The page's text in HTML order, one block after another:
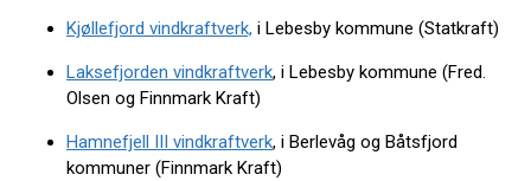
Kjøllefjord vindkraftverk, i Lebesby kommune (Statkraft)
Laksefjorden vindkraftverk, i Lebesby kommune (Fred.
Olsen og Finnmark Kraft)
Hamnefjell III vindkraftverk, i Berlevåg og Båtsfjord
kommuner (Finnmark Kraft)